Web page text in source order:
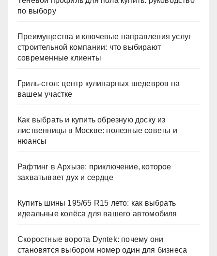
по выбору
Преимущества и ключевые направления услуг
строительной компании: что выбирают
современные клиенты
Гриль-стол: центр кулинарных шедевров на
вашем участке
Как выбрать и купить обрезную доску из
лиственницы в Москве: полезные советы и
нюансы
Рафтинг в Архызе: приключение, которое
захватывает дух и сердце
Купить шины 195/65 R15 лето: как выбрать
идеальные колёса для вашего автомобиля
Скоростные ворота Dyntek: почему они
становятся выбором номер один для бизнеса